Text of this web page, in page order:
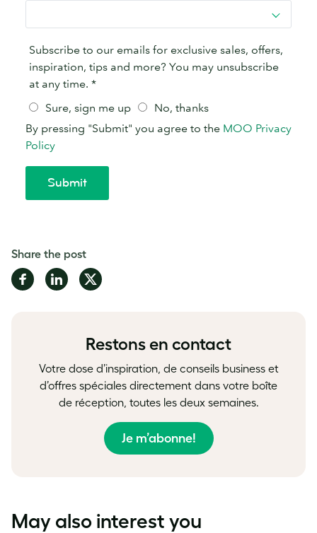
Share the post
Share
on
Share
on
Share
on
Restons en contact
Votre dose d’inspiration, de conseils business et
d’offres spéciales directement dans votre boîte
de réception, toutes les deux semaines.
Je m’abonne!
May also interest you